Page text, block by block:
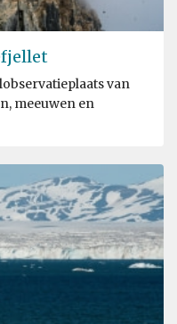
van
meeuwen en